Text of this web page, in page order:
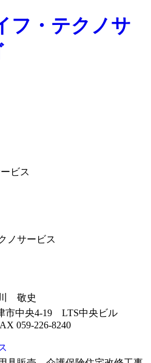
ビス
ノサービス
敬史
市中央4-19 LTS中央ビル
059-226-8240